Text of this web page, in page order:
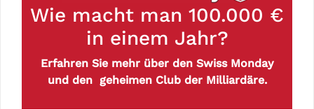
Wie macht man 100.000 €
in einem Jahr?
Erfahren Sie mehr über den Swiss Monday
und den geheimen Club der Milliardäre.